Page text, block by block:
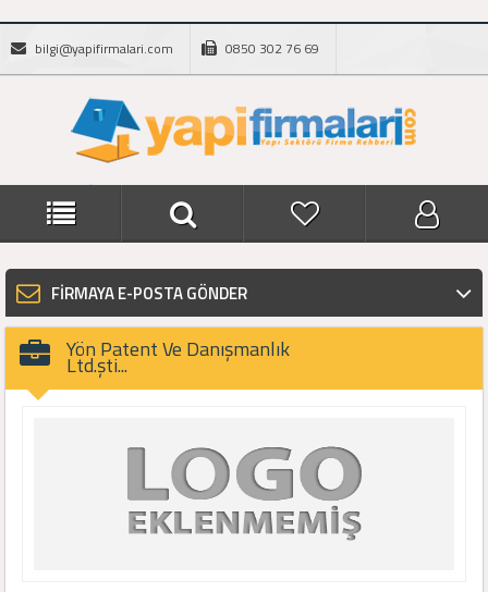
bilgi@yapifirmalari.com 0850 302 76 69
FİRMAYA E-POSTA GÖNDER
Yön Patent Ve Danışmanlık
Ltd.şti...